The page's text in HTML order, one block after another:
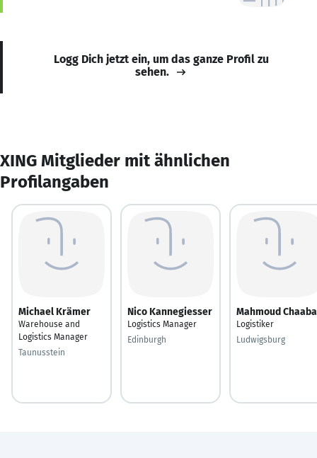
Logg Dich jetzt ein, um das ganze Profil zu
sehen.
XING Mitglieder mit ähnlichen
Profilangaben
Michael Krämer
Warehouse and
Logistics Manager
Taunusstein
Nico Kannegiesser
Logistics Manager
Edinburgh
Mahmoud
Logistiker
Ludwigsburg